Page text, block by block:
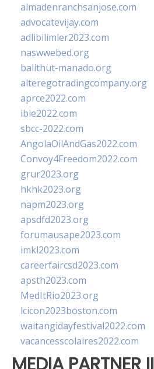
almadenranchsanjose.com
advocatevijay.com
adlibilimler2023.com
naswwebed.org
balithut-manado.org
alteregotradingcompany.org
aprce2022.com
ibie2022.com
sbcc-2022.com
AngolaOilAndGas2022.com
Convoy4Freedom2022.com
grur2023.org
hkhk2023.org
napm2023.org
apsdfd2023.org
forumausape2023.com
imkl2023.com
careerfaircsd2023.com
apsth2023.com
MedItRio2023.org
lcicon2023boston.com
waitangidayfestival2022.com
vacancesscolaires2022.com